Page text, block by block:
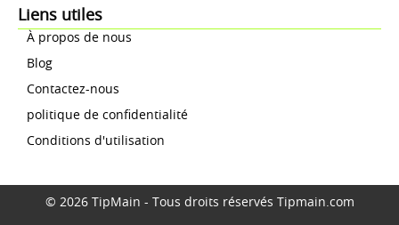
Liens utiles
À propos de nous
Blog
Contactez-nous
politique de confidentialité
Conditions d'utilisation
© 2026 TipMain - Tous droits réservés Tipmain.com